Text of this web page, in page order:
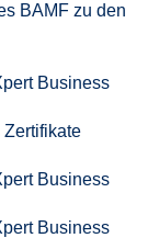
BAMF zu den
Business
Zertifikate
Business
Business